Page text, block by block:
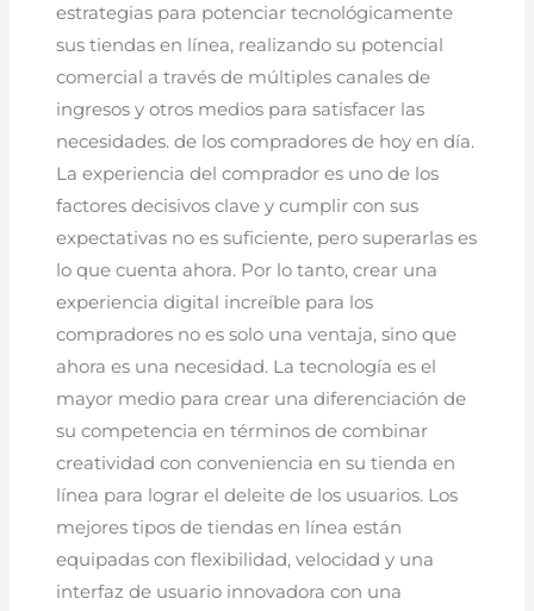
estrategias para potenciar tecnológicamente
sus tiendas en línea, realizando su potencial
comercial a través de múltiples canales de
ingresos y otros medios para satisfacer las
necesidades. de los compradores de hoy en día.
La experiencia del comprador es uno de los
factores decisivos clave y cumplir con sus
expectativas no es suficiente, pero superarlas es
lo que cuenta ahora. Por lo tanto, crear una
experiencia digital increíble para los
compradores no es solo una ventaja, sino que
ahora es una necesidad. La tecnología es el
mayor medio para crear una diferenciación de
su competencia en términos de combinar
creatividad con conveniencia en su tienda en
línea para lograr el deleite de los usuarios. Los
mejores tipos de tiendas en línea están
equipadas con flexibilidad, velocidad y una
interfaz de usuario innovadora con una